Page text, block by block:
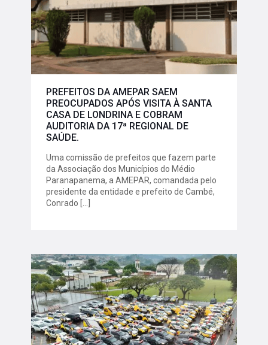
PREFEITOS DA AMEPAR SAEM
PREOCUPADOS APÓS VISITA À SANTA
CASA DE LONDRINA E COBRAM
AUDITORIA DA 17ª REGIONAL DE
SAÚDE.
Uma comissão de prefeitos que fazem parte
da Associação dos Municípios do Médio
Paranapanema, a AMEPAR, comandada pelo
presidente da entidade e prefeito de Cambé,
Conrado